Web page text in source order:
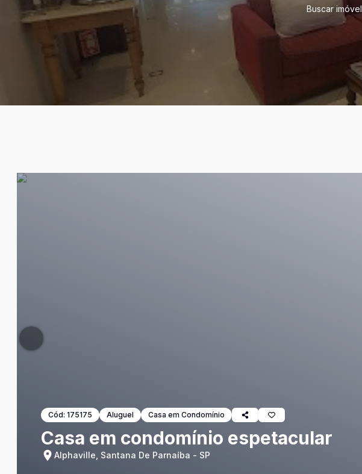
Buscar imóvel
Cód: 175175 Aluguel Casa em Condomínio
Casa em condomínio espetacular
Alphaville, Santana De Parnaíba - SP